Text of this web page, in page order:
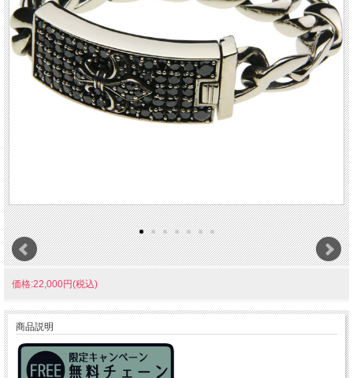
価格:22,000円(税込)
商品説明